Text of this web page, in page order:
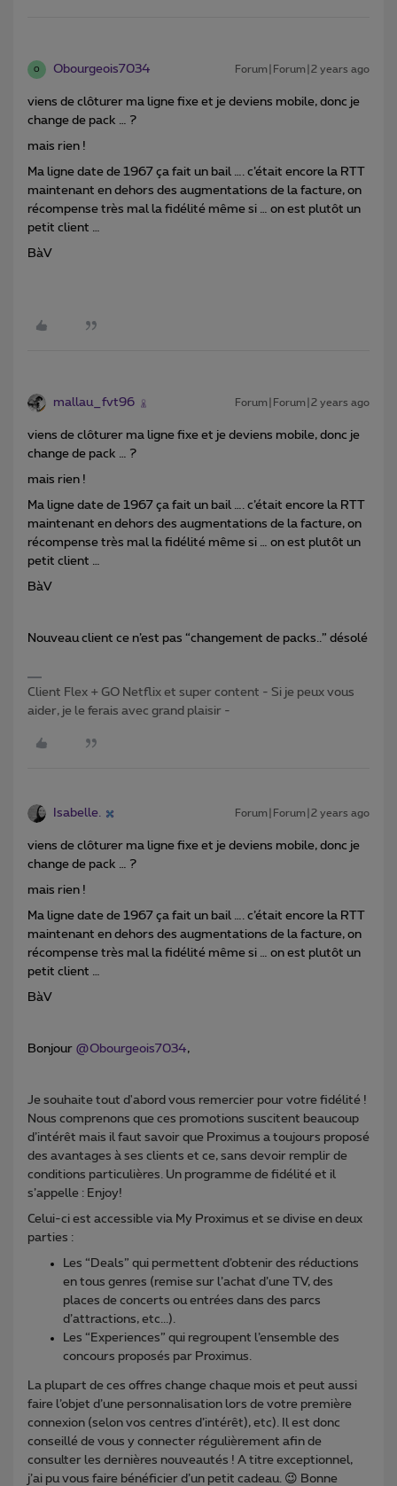
O Obourgeois7034 Forum|Forum|2 years ago
viens de clôturer ma ligne fixe et je deviens mobile, donc je
change de pack … ?
mais rien !
Ma ligne date de 1967 ça fait un bail …. c’était encore la RTT
maintenant en dehors des augmentations de la facture, on
récompense très mal la fidélité même si … on est plutôt un
petit client …
BàV
mallau_fvt96 Forum|Forum|2 years ago
viens de clôturer ma ligne fixe et je deviens mobile, donc je
change de pack … ?
mais rien !
Ma ligne date de 1967 ça fait un bail …. c’était encore la RTT
maintenant en dehors des augmentations de la facture, on
récompense très mal la fidélité même si … on est plutôt un
petit client …
BàV
Nouveau client ce n’est pas “changement de packs..” désolé
Client Flex + GO Netflix et super content - Si je peux vous
aider, je le ferais avec grand plaisir -
Isabelle. Forum|Forum|2 years ago
viens de clôturer ma ligne fixe et je deviens mobile, donc je
change de pack … ?
mais rien !
Ma ligne date de 1967 ça fait un bail …. c’était encore la RTT
maintenant en dehors des augmentations de la facture, on
récompense très mal la fidélité même si … on est plutôt un
petit client …
BàV
Bonjour @Obourgeois7034,
Je souhaite tout d'abord vous remercier pour votre fidélité !
Nous comprenons que ces promotions suscitent beaucoup
d’intérêt mais il faut savoir que Proximus a toujours proposé
des avantages à ses clients et ce, sans devoir remplir de
conditions particulières. Un programme de fidélité et il
s’appelle : Enjoy!
Celui-ci est accessible via My Proximus et se divise en deux
parties :
Les “Deals” qui permettent d’obtenir des réductions
en tous genres (remise sur l’achat d’une TV, des
places de concerts ou entrées dans des parcs
d’attractions, etc...).
Les “Experiences” qui regroupent l’ensemble des
concours proposés par Proximus.
La plupart de ces offres change chaque mois et peut aussi
faire l’objet d’une personnalisation lors de votre première
connexion (selon vos centres d’intérêt), etc). Il est donc
conseillé de vous y connecter régulièrement afin de
consulter les dernières nouveautés ! A titre exceptionnel,
j’ai pu vous faire bénéficier d’un petit cadeau. 😉 Bonne